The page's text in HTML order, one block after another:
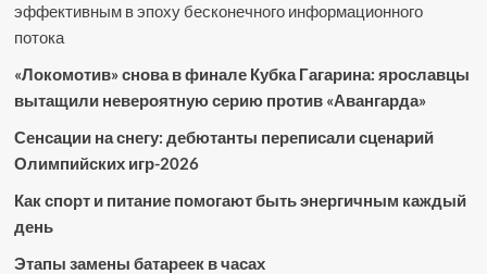
эффективным в эпоху бесконечного информационного
потока
«Локомотив» снова в финале Кубка Гагарина: ярославцы
вытащили невероятную серию против «Авангарда»
Сенсации на снегу: дебютанты переписали сценарий
Олимпийских игр-2026
Как спорт и питание помогают быть энергичным каждый
день
Этапы замены батареек в часах